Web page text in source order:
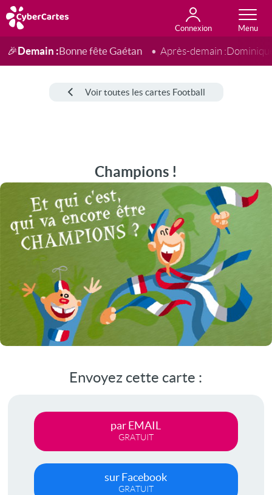
Connexion
Anniversaire
Fête du jour
Amour
Amitié
Merci
Toutes les cartes
🎉Demain :Bonne fête Gaétan Après-demain :
Voir toutes les cartes Football
Champions !
Envoyez cette carte :
par EMAIL
GRATUIT
sur Facebook
GRATUIT